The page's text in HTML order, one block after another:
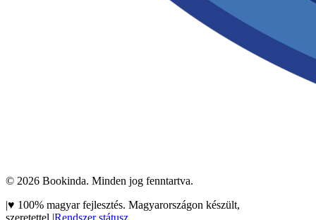
© 2026 Bookinda. Minden jog fenntartva.
|♥ 100% magyar fejlesztés. Magyarországon készült,
szeretettel. |Rendszer státusz